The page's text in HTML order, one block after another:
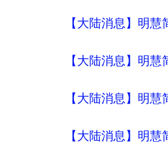
【大陆消息】明
【大陆消息】明
【大陆消息】明
【大陆消息】明